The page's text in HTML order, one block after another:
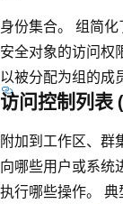
身份集合。 组简
安全对象的访问权
以被分配为组的成
访问控制列表
附加到工作区、群
向哪些用户或系统
执行哪些操作。